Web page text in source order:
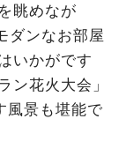
眺めなが
ダンなお部屋
いかがです
ン花火大会」
風景も堪能で